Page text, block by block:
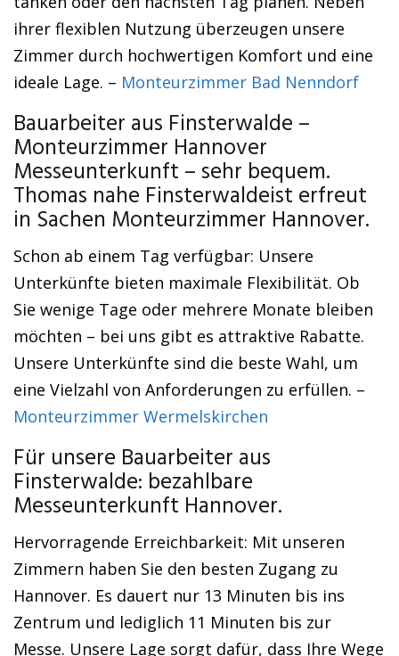
ihrer flexiblen Nutzung überzeugen unsere
Zimmer durch hochwertigen Komfort und eine
ideale Lage. – Monteurzimmer Bad Nenndorf
Bauarbeiter aus Finsterwalde –
Monteurzimmer Hannover
Messeunterkunft – sehr bequem.
Thomas nahe Finsterwaldeist erfreut
in Sachen Monteurzimmer Hannover.
Schon ab einem Tag verfügbar: Unsere
Unterkünfte bieten maximale Flexibilität. Ob
Sie wenige Tage oder mehrere Monate bleiben
möchten – bei uns gibt es attraktive Rabatte.
Unsere Unterkünfte sind die beste Wahl, um
eine Vielzahl von Anforderungen zu erfüllen. –
Monteurzimmer Wermelskirchen
Für unsere Bauarbeiter aus
Finsterwalde: bezahlbare
Messeunterkunft Hannover.
Hervorragende Erreichbarkeit: Mit unseren
Zimmern haben Sie den besten Zugang zu
Hannover. Es dauert nur 13 Minuten bis ins
Zentrum und lediglich 11 Minuten bis zur
Messe. Unsere Lage sorgt dafür, dass Ihre Wege